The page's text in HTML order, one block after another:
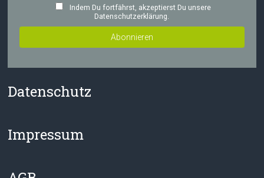
Indem Du fortfährst, akzeptierst Du unsere
Datenschutzerklärung.
Datenschutz
Impressum